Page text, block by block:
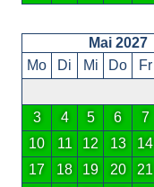
Mai 2027
Mo
Di Mi Do Fr
3
4 5 6 7
10
11 12 13 14
17
18 19 20 21